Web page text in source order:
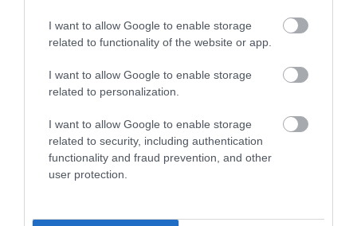
I want to allow Google to enable storage
related to functionality of the website or app.
I want to allow Google to enable storage
related to personalization.
I want to allow Google to enable storage
related to security, including authentication
functionality and fraud prevention, and other
user protection.
attrakciófejlesztés. Ez teszi majd lehetővé,
hogy a vendégeket új kiállításokkal, új
látványosságokkal és új érdekességekkel
várhassák a vár falai között.
Borítókép:H. Szabó Sándor /